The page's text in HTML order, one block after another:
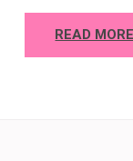
READ MORE